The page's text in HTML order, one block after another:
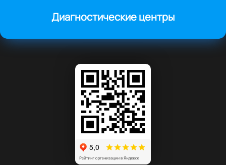
Диагностические центры